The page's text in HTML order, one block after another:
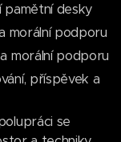
pamětní desky
morální podporu
morální podporu
příspěvek a
se